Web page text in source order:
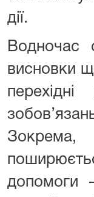
дії.
Водночас
висновки
Зокрема,
допомоги